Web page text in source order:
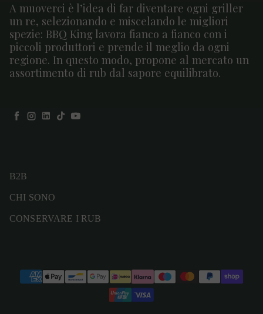
A muoverci è l’idea di far diventare ogni griller
un re, selezionando e miscelando le migliori
spezie: BBQ King lavora fianco a fianco con i
piccoli produttori e prende il meglio da ogni
regione. In questo modo, propone al mercato un
assortimento di rub dal sapore equilibrato.
Facebook
Instagram
LinkedIn
TikTokYouTube
B2B
CHI SONO
CONSERVARE I RUB
Modalità di pagamento